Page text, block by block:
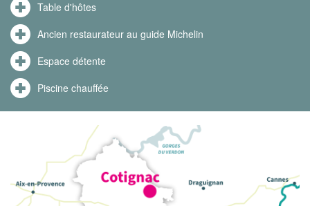
Table d'hôtes
Ancien restaurateur au guide Michelin
Espace détente
Piscine chauffée